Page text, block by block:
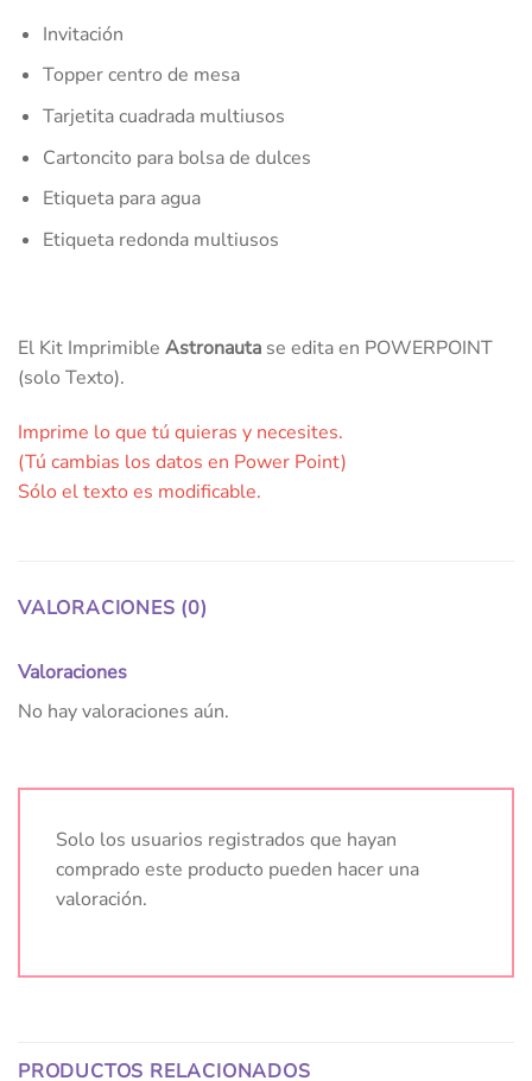
Invitación
Topper centro de mesa
Tarjetita cuadrada multiusos
Cartoncito para bolsa de dulces
Etiqueta para agua
Etiqueta redonda multiusos
El Kit Imprimible Astronauta se edita en POWERPOINT
(solo Texto).
Imprime lo que tú quieras y necesites.
(Tú cambias los datos en Power Point)
Sólo el texto es modificable.
VALORACIONES (0)
Valoraciones
No hay valoraciones aún.
Solo los usuarios registrados que hayan
comprado este producto pueden hacer una
valoración.
PRODUCTOS RELACIONADOS